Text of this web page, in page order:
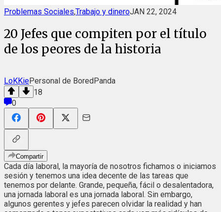
Problemas Sociales,Trabajo y dineroJAN 22, 2024
20 Jefes que compiten por el título
de los peores de la historia
LoKKiePersonal de BoredPanda
18
0
Compartir
Cada día laboral, la mayoría de nosotros fichamos o iniciamos
sesión y tenemos una idea decente de las tareas que
tenemos por delante. Grande, pequeña, fácil o desalentadora,
una jornada laboral es una jornada laboral. Sin embargo,
algunos gerentes y jefes parecen olvidar la realidad y han